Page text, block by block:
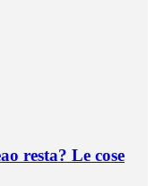
resta? Le cose